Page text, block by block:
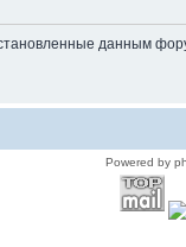
данным
Powered by